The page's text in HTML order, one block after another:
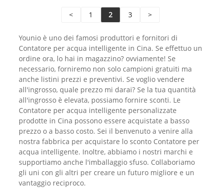
< 1 2 3 >
Younio è uno dei famosi produttori e fornitori di
Contatore per acqua intelligente in Cina. Se effettuo un
ordine ora, lo hai in magazzino? ovviamente! Se
necessario, forniremo non solo campioni gratuiti ma
anche listini prezzi e preventivi. Se voglio vendere
all'ingrosso, quale prezzo mi darai? Se la tua quantità
all'ingrosso è elevata, possiamo fornire sconti. Le
Contatore per acqua intelligente personalizzate
prodotte in Cina possono essere acquistate a basso
prezzo o a basso costo. Sei il benvenuto a venire alla
nostra fabbrica per acquistare lo sconto Contatore per
acqua intelligente. Inoltre, abbiamo i nostri marchi e
supportiamo anche l'imballaggio sfuso. Collaboriamo
gli uni con gli altri per creare un futuro migliore e un
vantaggio reciproco.